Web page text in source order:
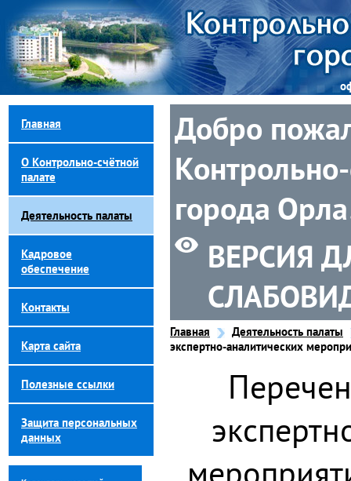
Главная
О Контрольно-счётной
палате
Деятельность палаты
Кадровое
обеспечение
Контакты
Карта сайта
Полезные ссылки
Защита персональных
данных
Добро
города
ВЕРСИЯ
Главная
Деятельность палаты
экспертно-аналитических